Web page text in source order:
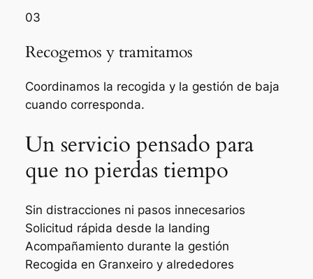
03
Recogemos y tramitamos
Coordinamos la recogida y la gestión de baja
cuando corresponda.
Un servicio pensado para
que no pierdas tiempo
Sin distracciones ni pasos innecesarios
Solicitud rápida desde la landing
Acompañamiento durante la gestión
Recogida en Granxeiro y alrededores